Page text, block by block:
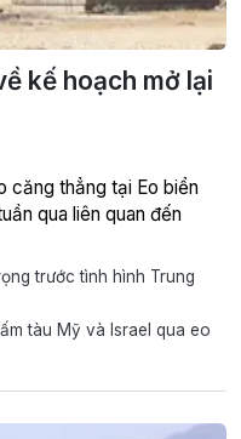
kế hoạch mở lại
căng thẳng tại Eo biển
qua liên quan đến
trước tình hình Trung
tàu Mỹ và Israel qua eo